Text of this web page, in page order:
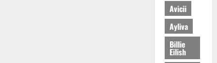
Avicii
Ayliva
Billie
Eilish